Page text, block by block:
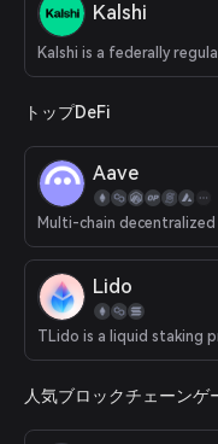
Kalshi
トップDeFi
Aave
Multi-chain
Lido
TLido is a liquid staking
人気ブロックチェーンゲ